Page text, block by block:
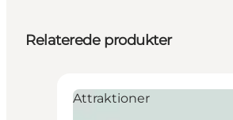
Relaterede produkter
Attraktioner